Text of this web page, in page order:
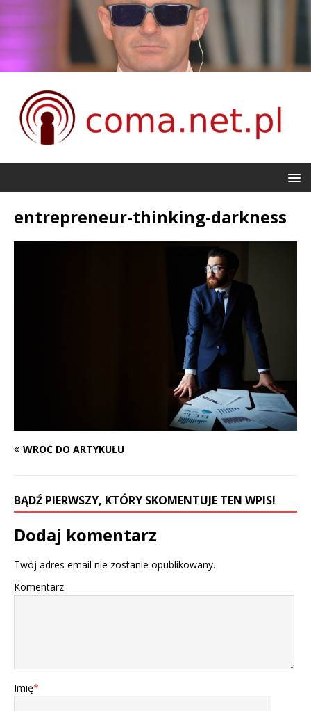
entrepreneur-thinking-darkness
WRÓĆ DO ARTYKUŁU
BĄDŹ PIERWSZY, KTÓRY SKOMENTUJE TEN WPIS!
Dodaj komentarz
Twój adres email nie zostanie opublikowany.
Komentarz
Imię*